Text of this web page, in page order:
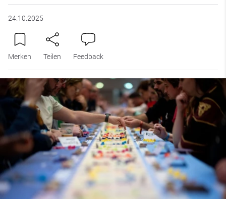
24.10.2025
Merken Teilen Feedback